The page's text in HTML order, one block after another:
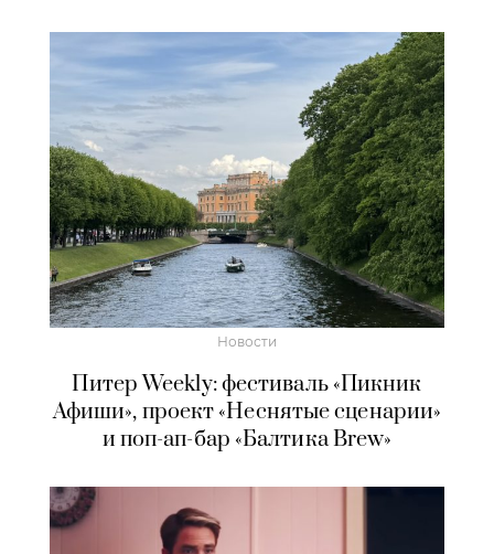
Новости
Питер Weekly: фестиваль «Пикник
Афиши», проект «Неснятые сценарии»
и поп-ап-бар «Балтика Brew»